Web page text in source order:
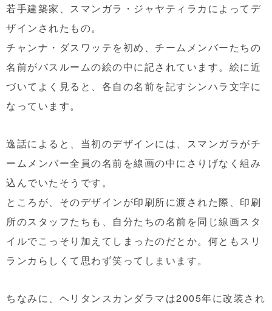
若手建築家、スマンガラ・ジャヤティラカによってデ
ザインされたもの。
チャンナ・ダスワッテを初め、チームメンバーたちの
名前がバスルームの絵の中に記されています。絵に近
づいてよく見ると、各自の名前を記すシンハラ文字に
なっています。
逸話によると、当初のデザインには、スマンガラがチ
ームメンバー全員の名前を線画の中にさりげなく組み
込んでいたそうです。
ところが、そのデザインが印刷所に渡された際、印刷
所のスタッフたちも、自分たちの名前を同じ線画スタ
イルでこっそり加えてしまったのだとか。何ともスリ
ランカらしくて思わず笑ってしまいます。
ちなみに、ヘリタンスカンダラマは2005年に改装され